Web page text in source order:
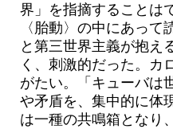
界」を指摘することは
〈胎動〉の中にあっ
と第三世界主義が抱え
く、刺激的だった。カ
がたい。「キューバは
や矛盾を、集中的に体
は一種の共鳴箱となり